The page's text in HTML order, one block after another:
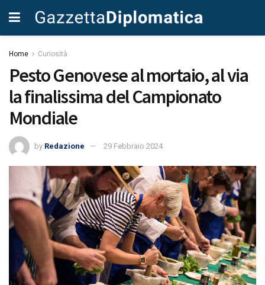
Home Curiosità
Pesto Genovese al mortaio, al via
la finalissima del Campionato
Mondiale
by Redazione 29 Febbraio 2024